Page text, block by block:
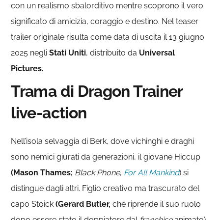
con un realismo sbalorditivo mentre scoprono il vero
significato di amicizia, coraggio e destino. Nel teaser
trailer originale risulta come data di uscita il 13 giugno
2025 negliStati Uniti, distribuito da Universal
Pictures.
Trama di Dragon Trainer
live-action
Nell’isola selvaggia di Berk, dove vichinghi e draghi
sono nemici giurati da generazioni, il giovane Hiccup
(Mason Thames; Black Phone, For All Mankind) si
distingue dagli altri. Figlio creativo ma trascurato del
capo Stoick(Gerard Butler, che riprende il suo ruolo